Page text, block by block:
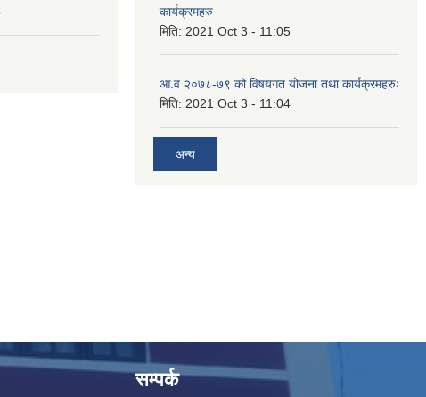
कार्यक्रमहरु
मिति: 2021 Oct 3 - 11:05
आ.व २०७८-७९ को विषयगत योजना तथा कार्यक्रमहरुः
मिति: 2021 Oct 3 - 11:04
अन्य
सम्पर्क